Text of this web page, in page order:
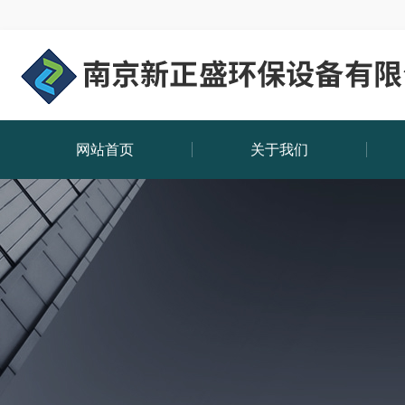
网站首页 关于我们